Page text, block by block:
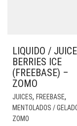
LIQUIDO / JUICE
BERRIES ICE
(FREEBASE) –
ZOMO
JUICES, FREEBASE,
MENTOLADOS /
ZOMO